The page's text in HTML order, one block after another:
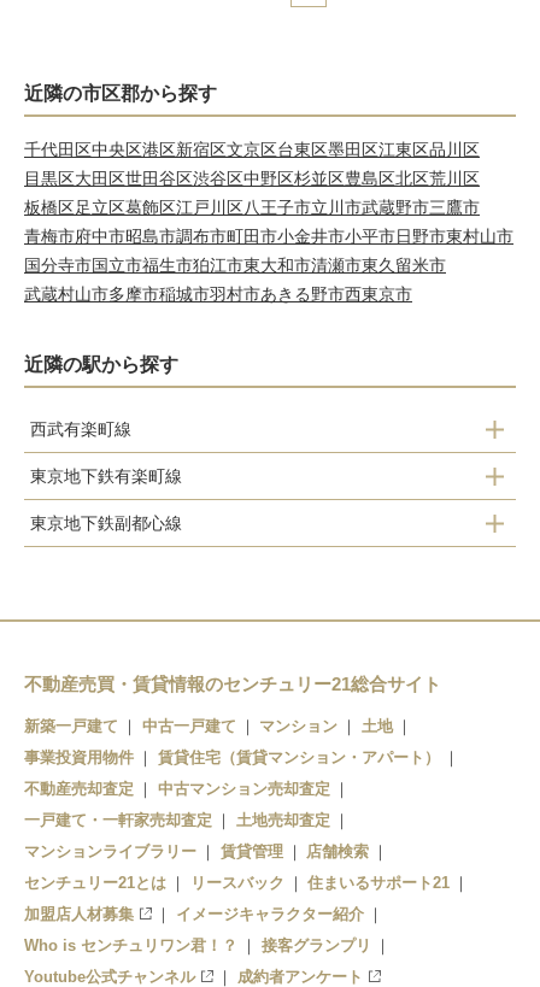
近隣の市区郡から探す
千代田区中央区港区新宿区文京区台東区墨田区江東区品川区
目黒区大田区世田谷区渋谷区中野区杉並区豊島区北区荒川区
板橋区足立区葛飾区江戸川区八王子市立川市武蔵野市三鷹市
青梅市府中市昭島市調布市町田市小金井市小平市日野市東村山市
国分寺市国立市福生市狛江市東大和市清瀬市東久留米市
武蔵村山市多摩市稲城市羽村市あきる野市西東京市
近隣の駅から探す
西武有楽町線
小竹向原
東京地下鉄有楽町線
地下鉄赤塚
要町
池袋
東京地下鉄副都心線
平和台
氷川台
小竹向原
千川
要町
池袋
不動産売買・賃貸情報のセンチュリー21総合サイト
新築一戸建て 中古一戸建て マンション
土地
事業投資用物件
賃貸住宅（賃貸マンション・アパート）
不動産売却査定
中古マンション売却査定
一戸建て・一軒家売却査定
土地売却査定
マンションライブラリー
賃貸管理
店舗検索
センチュリー21とは
リースバック
住まいるサポート21
加盟店人材募集
イメージキャラクター紹介
Who is センチュリワン君！？
接客グランプリ
Youtube公式チャンネル
成約者アンケート